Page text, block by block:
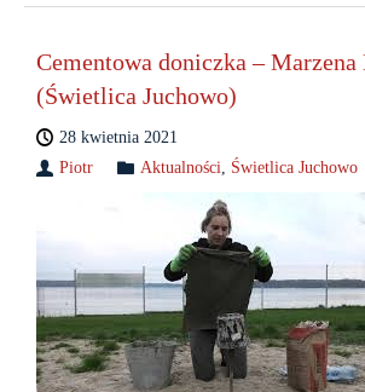
Cementowa doniczka – Marzena
(Świetlica Juchowo)
28 kwietnia 2021
Piotr
Aktualności Świetlica Juchowo